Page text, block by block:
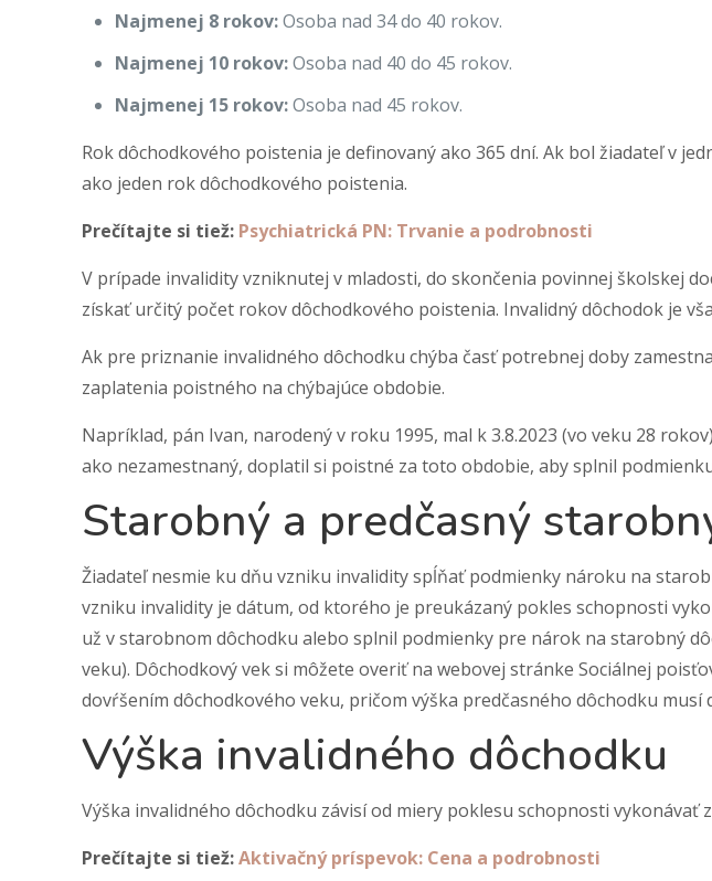
Najmenej 8 rokov:Osoba nad 34 do 40 rokov.
Najmenej 10 rokov:Osoba nad 40 do 45 rokov.
Najmenej 15 rokov:Osoba nad 45 rokov.
Rok dôchodkového poistenia je definovaný ako 365 dní. Ak bol žiadateľ v
ako jeden rok dôchodkového poistenia.
Prečítajte si tiež: Psychiatrická PN: Trvanie a podrobnosti
V prípade invalidity vzniknutej v mladosti, do skončenia povinnej školskej
získať určitý počet rokov dôchodkového poistenia. Invalidný dôchodok je
Ak pre priznanie invalidného dôchodku chýba časť potrebnej doby
zaplatenia poistného na chýbajúce obdobie.
Napríklad, pán Ivan, narodený v roku 1995, mal k 3.8.2023 (vo veku 28
ako nezamestnaný, doplatil si poistné za toto obdobie, aby splnil
Starobný a predčasný
Žiadateľ nesmie ku dňu vzniku invalidity spĺňať podmienky nároku na
vzniku invalidity je dátum, od ktorého je preukázaný pokles schopnosti
už v starobnom dôchodku alebo splnil podmienky pre nárok na starobný
veku). Dôchodkový vek si môžete overiť na webovej stránke Sociálnej
dovŕšením dôchodkového veku, pričom výška predčasného dôchodku
Výška invalidného dôchodku
Výška invalidného dôchodku závisí od miery poklesu schopnosti vykonávať
Prečítajte si tiež:Aktivačný príspevok: Cena a podrobnosti